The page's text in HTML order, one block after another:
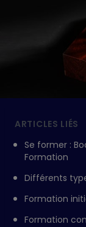
ARTICLES LIÉS
Se former :
Formation
Différents
Formation
Formation